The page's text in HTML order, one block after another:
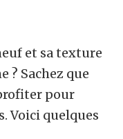
et sa texture
? Sachez que
pour
Voici quelques